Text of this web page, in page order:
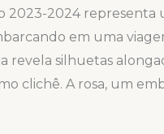
2024 representa
em uma
revela silhuetas
clichê. A rosa, um